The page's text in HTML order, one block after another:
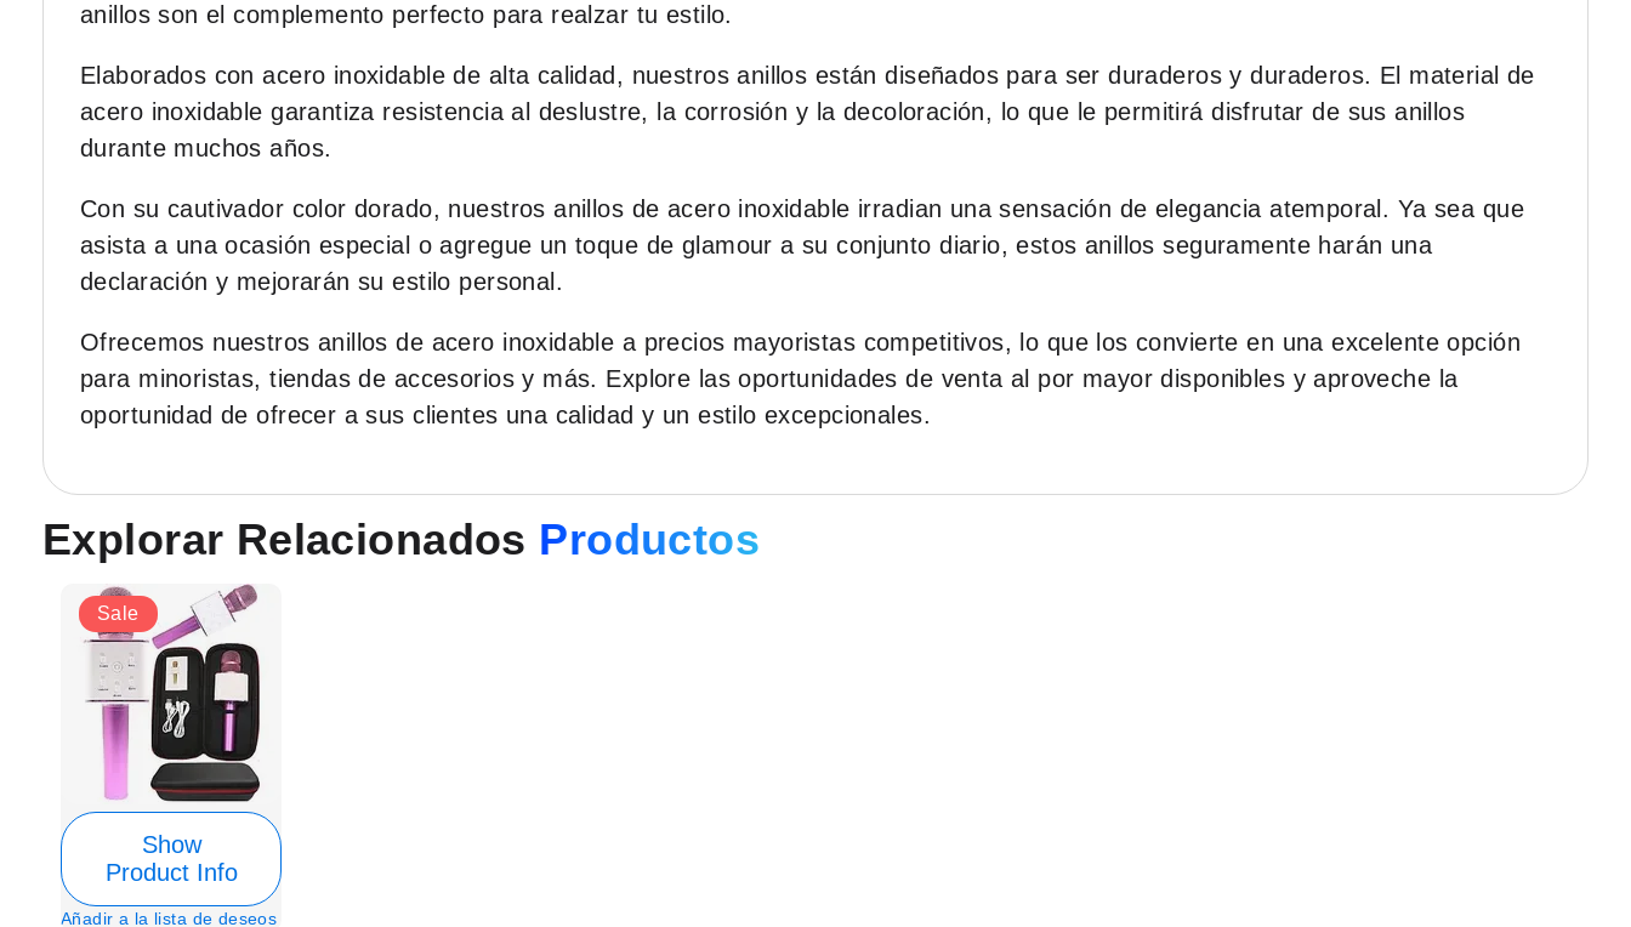
anillos son el complemento perfecto para realzar tu estilo.
Elaborados con acero inoxidable de alta calidad, nuestros anillos están diseñados para ser duraderos y duraderos. El material de
acero inoxidable garantiza resistencia al deslustre, la corrosión y la decoloración, lo que le permitirá disfrutar de sus anillos
durante muchos años.
Con su cautivador color dorado, nuestros anillos de acero inoxidable irradian una sensación de elegancia atemporal. Ya sea que
asista a una ocasión especial o agregue un toque de glamour a su conjunto diario, estos anillos seguramente harán una
declaración y mejorarán su estilo personal.
Ofrecemos nuestros anillos de acero inoxidable a precios mayoristas competitivos, lo que los convierte en una excelente opción
para minoristas, tiendas de accesorios y más. Explore las oportunidades de venta al por mayor disponibles y aproveche la
oportunidad de ofrecer a sus clientes una calidad y un estilo excepcionales.
Explorar Relacionados Productos
Sale
Show
Product Info
Añadir a la lista de deseos